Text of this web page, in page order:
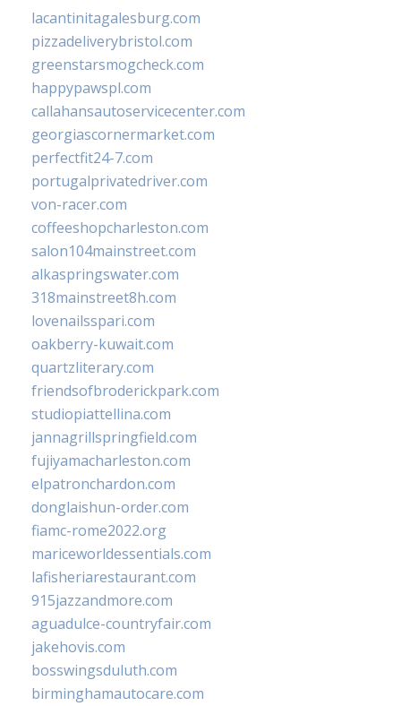
lacantinitagalesburg.com
pizzadeliverybristol.com
greenstarsmogcheck.com
happypawspl.com
callahansautoservicecenter.com
georgiascornermarket.com
perfectfit24-7.com
portugalprivatedriver.com
von-racer.com
coffeeshopcharleston.com
salon104mainstreet.com
alkaspringswater.com
318mainstreet8h.com
lovenailsspari.com
oakberry-kuwait.com
quartzliterary.com
friendsofbroderickpark.com
studiopiattellina.com
jannagrillspringfield.com
fujiyamacharleston.com
elpatronchardon.com
donglaishun-order.com
fiamc-rome2022.org
mariceworldessentials.com
lafisheriarestaurant.com
915jazzandmore.com
aguadulce-countryfair.com
jakehovis.com
bosswingsduluth.com
birminghamautocare.com